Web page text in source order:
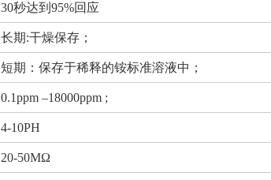
30秒达到95%回应
长期:干燥保存；
短期：保存于稀释的铵标准溶液中；
0.1ppm –18000ppm ;
4-10PH
20-50MΩ